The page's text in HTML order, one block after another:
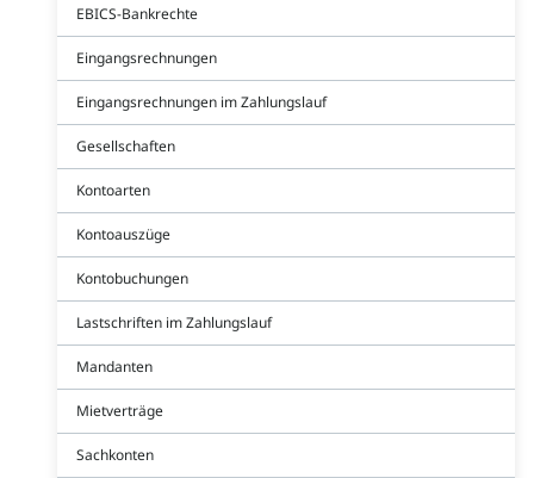
EBICS-Bankrechte
Eingangsrechnungen
Eingangsrechnungen im Zahlungslauf
Gesellschaften
Kontoarten
Kontoauszüge
Kontobuchungen
Lastschriften im Zahlungslauf
Mandanten
Mietverträge
Sachkonten